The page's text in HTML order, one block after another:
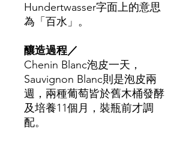
Hundertwasser字面上的意思
為「百水」。
釀造過程／
Chenin Blanc泡皮一天，
Sauvignon Blanc則是泡皮兩
週，兩種葡萄皆於舊木桶發酵
及培養11個月，裝瓶前才調
配。